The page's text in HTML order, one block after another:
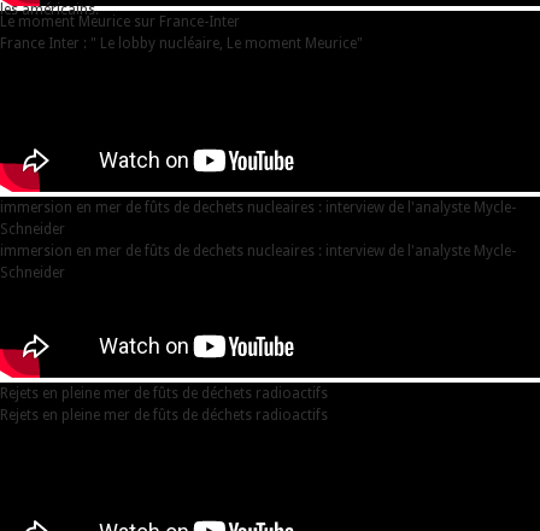
les américains.
Le moment Meurice sur France-Inter
France Inter : " Le lobby nucléaire, Le moment Meurice"
immersion en mer de fûts de dechets nucleaires : interview de l'analyste Mycle-
Schneider
immersion en mer de fûts de dechets nucleaires : interview de l'analyste Mycle-
Schneider
Rejets en pleine mer de fûts de déchets radioactifs
Rejets en pleine mer de fûts de déchets radioactifs